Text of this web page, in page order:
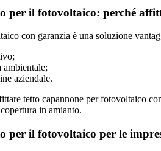
per il fotovoltaico: perché
con garanzia è una soluzione
ambientale;
aziendale.
tetto capannone per fotovoltaico
in amianto.
per il fotovoltaico per le